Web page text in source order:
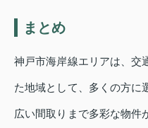
まとめ
神戸市海岸線エリアは、交
た地域として、多くの方に
広い間取りまで多彩な物件